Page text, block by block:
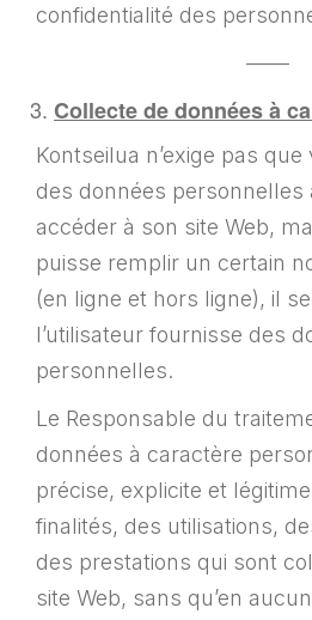
confidentialité des
——
Collecte de données à
Kontseilua n’exige pas
des données personnelles
accéder à son site Web,
puisse remplir un certain
(en ligne et hors ligne), il
l’utilisateur fournisse des
personnelles.
Le Responsable du
données à caractère
précise, explicite et
finalités, des utilisations,
des prestations qui sont
site Web, sans qu’en